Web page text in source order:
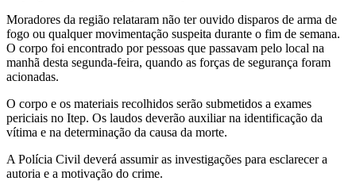
Moradores da região relataram não ter ouvido disparos de arma de
fogo ou qualquer movimentação suspeita durante o fim de semana.
O corpo foi encontrado por pessoas que passavam pelo local na
manhã desta segunda-feira, quando as forças de segurança foram
acionadas.
O corpo e os materiais recolhidos serão submetidos a exames
periciais no Itep. Os laudos deverão auxiliar na identificação da
vítima e na determinação da causa da morte.
A Polícia Civil deverá assumir as investigações para esclarecer a
autoria e a motivação do crime.